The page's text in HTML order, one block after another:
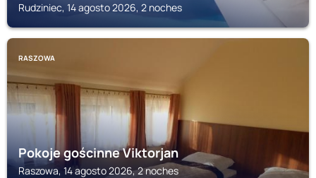
Rudziniec, 14 agosto 2026, 2 noches
RASZOWA
Pokoje gościnne Viktorjan
Raszowa, 14 agosto 2026, 2 noches